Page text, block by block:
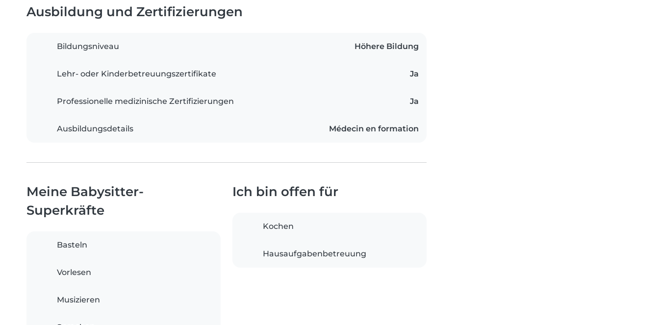
Ausbildung und Zertifizierungen
Bildungsniveau Höhere Bildung
Lehr- oder Kinderbetreuungszertifikate Ja
Professionelle medizinische Zertifizierungen Ja
Ausbildungsdetails Médecin en formation
Meine Babysitter-
Superkräfte
Basteln
Vorlesen
Musizieren
Ich bin offen für
Kochen
Hausaufgabenbetreuung